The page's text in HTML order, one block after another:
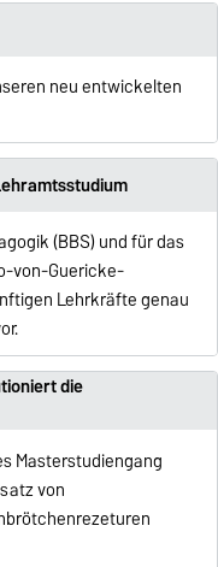
neu entwickelten
(BBS) und für das
von-Guericke-
Lehrkräfte genau
die
Master­studiengang
von